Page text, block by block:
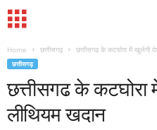
Home छत्तीसगढ़ छत्तीसगढ के कटघोरा में खुलेगी
छत्तीसगढ़
छत्तीसगढ के
लीथियम खदान